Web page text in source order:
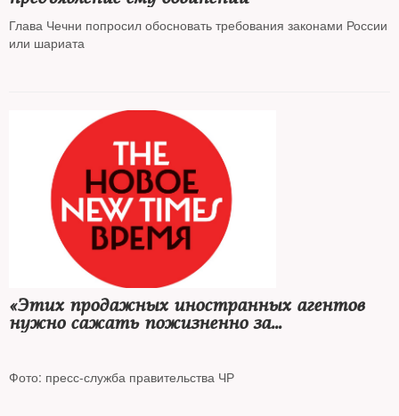
Глава Чечни попросил обосновать требования законами России
или шариата
«Этих продажных иностранных агентов
нужно сажать пожизненно за
Фото: пресс-служба правительства ЧР